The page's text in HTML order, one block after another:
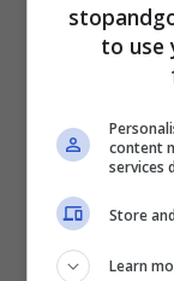
ci sono
inglese che
Reduce da
maglia del
to use
content
services
Store
Learn